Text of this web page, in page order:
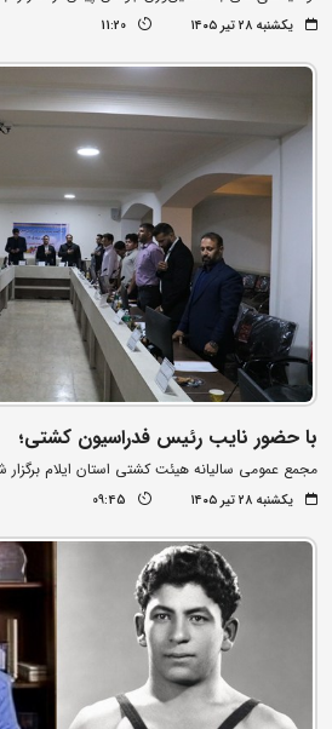
یکشنبه ۲۸ تیر ۱۴۰۵ 11:20
با حضور نایب رئیس فدراسیون کشتی؛
مجمع عمومی سالیانه هیئت کشتی استان ایلام برگزار
یکشنبه ۲۸ تیر ۱۴۰۵ 09:45